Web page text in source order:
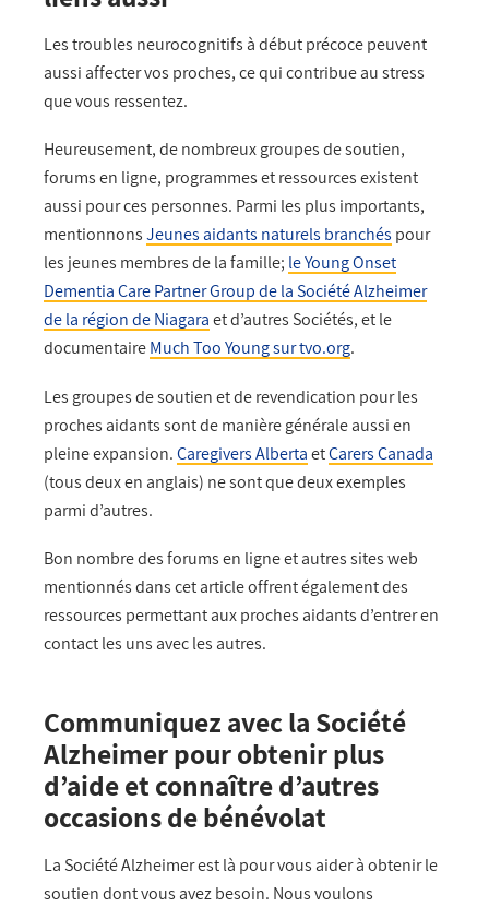
Les troubles neurocognitifs à début précoce peuvent
aussi affecter vos proches, ce qui contribue au stress
que vous ressentez.
Heureusement, de nombreux groupes de soutien,
forums en ligne, programmes et ressources existent
aussi pour ces personnes. Parmi les plus importants,
mentionnonsJeunes aidants naturels branchés pour
les jeunes membres de la famille; le Young Onset
Dementia Care Partner Group de la Société Alzheimer
de la région de Niagaraet d’autres Sociétés, et le
documentaireMuch Too Young sur tvo.org.
Les groupes de soutien et de revendication pour les
proches aidants sont de manière générale aussi en
pleine expansion.Caregivers AlbertaetCarers Canada
(tous deux en anglais) ne sont que deux exemples
parmi d’autres.
Bon nombre des forums en ligne et autres sites web
mentionnés dans cet article offrent également des
ressources permettant aux proches aidants d’entrer en
contact les uns avec les autres.
Communiquez avec la Société
Alzheimer pour obtenir plus
d’aide et connaître d’autres
occasions de bénévolat
La Société Alzheimer est là pour vous aider à obtenir le
soutien dont vous avez besoin. Nous voulons